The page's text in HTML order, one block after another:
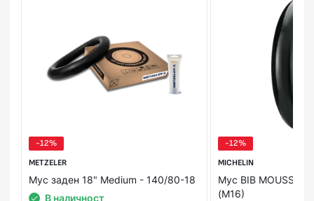
добиете по-ясна представа за продукта в момента на
получаването му. В случай, че не Ви стане или не го
харесате, можете да го откажете веднага на куриера.
Стойността на поръчката се заплаща на куриера в брой
или на ПОС терминал при получаване на пратката
-12%
METZELER
Мус заден 18" Medium - 140/80-18
В наличност
-12%
MICHELIN
Мус BIB MOUSSE
(M16)